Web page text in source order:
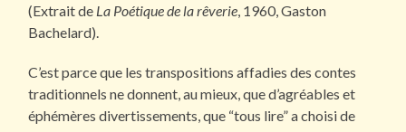
(Extrait de La Poétique de la rêverie, 1960, Gaston
Bachelard).
C’est parce que les transpositions affadies des contes
traditionnels ne donnent, au mieux, que d’agréables et
éphémères divertissements, que “tous lire” a choisi de